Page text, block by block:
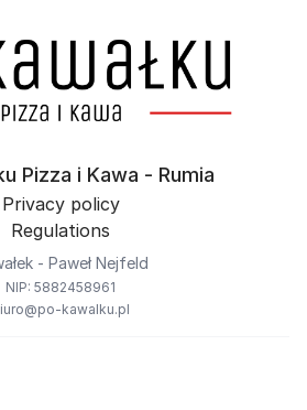
Pizza i Kawa - Rumia
Privacy policy
Regulations
- Paweł Nejfeld
NIP: 5882458961
kawalku.pl